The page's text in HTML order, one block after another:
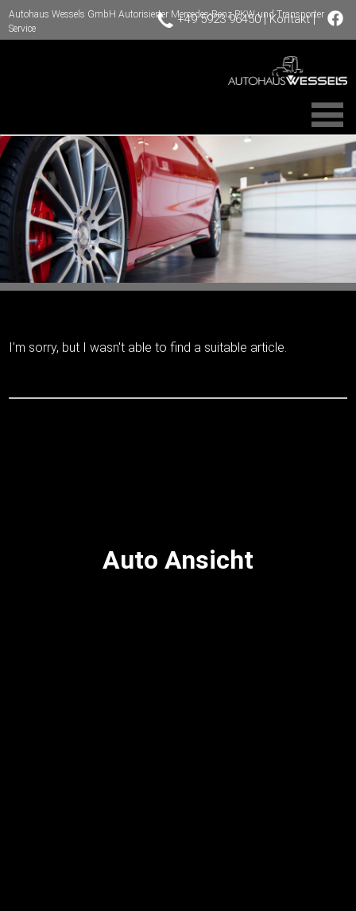
Autohaus Wessels GmbH Autorisierter Mercedes-Benz PKW und Transporter
Service
+49 5923 96450|Kontakt|
I'm sorry, but I wasn't able to find a suitable article.
Auto Ansicht